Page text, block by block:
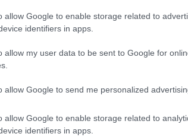
allow Google to enable storage related to
identifiers in apps.
allow my user data to be sent to Google for
allow Google to send me personalized
allow Google to enable storage related to
identifiers in apps.
Verstappen egy
McLaren-juniort?
vagyok,